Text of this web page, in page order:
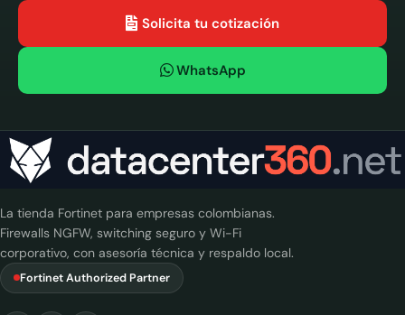
Solicita tu cotización
WhatsApp
La tienda Fortinet para empresas colombianas.
Firewalls NGFW, switching seguro y Wi-Fi
corporativo, con asesoría técnica y respaldo local.
Fortinet Authorized Partner